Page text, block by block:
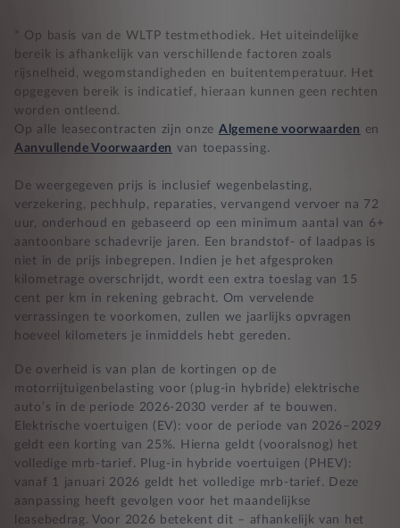
Nooit te hoge financiële lasten
BB 14 dagen bedenktijd
Zekerheid bij klachten
* Op basis van de WLTP testmethodiek. Het uiteindelijke
bereik is afhankelijk van verschillende factoren zoals
rijsnelheid, wegomstandigheden en buitentemperatuur. Het
opgegeven bereik is indicatief, hieraan kunnen geen rechten
worden ontleend.
Op alle leasecontracten zijn onze Algemene voorwaarden en
Aanvullende Voorwaarden van toepassing.
De weergegeven prijs is inclusief wegenbelasting,
verzekering, pechhulp, reparaties, vervangend vervoer na 72
uur, onderhoud en gebaseerd op een minimum aantal van 6+
aantoonbare schadevrije jaren. Een brandstof- of laadpas is
niet in de prijs inbegrepen. Indien je het afgesproken
kilometrage overschrijdt, wordt een extra toeslag van 15
cent per km in rekening gebracht. Om vervelende
verrassingen te voorkomen, zullen we jaarlijks opvragen
hoeveel kilometers je inmiddels hebt gereden.
De overheid is van plan de kortingen op de
motorrijtuigenbelasting voor (plug-in hybride) elektrische
auto’s in de periode 2026-2030 verder af te bouwen.
Elektrische voertuigen (EV): voor de periode van 2026–2029
geldt een korting van 25%. Hierna geldt (vooralsnog) het
volledige mrb-tarief. Plug-in hybride voertuigen (PHEV):
vanaf 1 januari 2026 geldt het volledige mrb-tarief. Deze
aanpassing heeft gevolgen voor het maandelijkse
leasebedrag. Voor 2026 betekent dit – afhankelijk van het